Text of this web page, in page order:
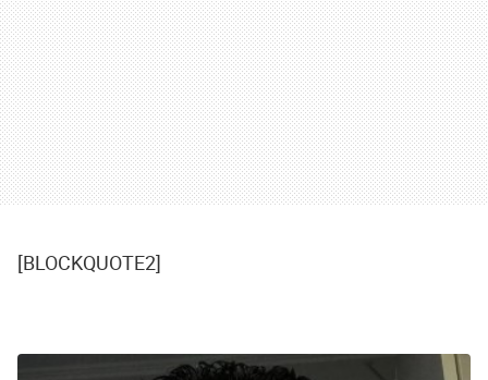
[BLOCKQUOTE2]